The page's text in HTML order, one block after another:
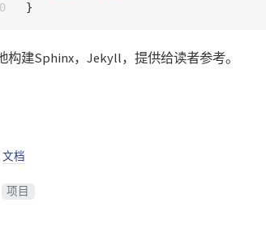
}
构建Sphinx，Jekyll，提供给读者参考。
文档
项目